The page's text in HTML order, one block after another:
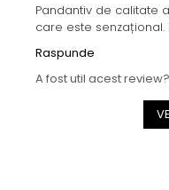
Pandantiv de calitate
care este senzațional.
Raspunde
A fost util acest review?